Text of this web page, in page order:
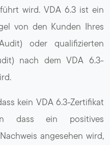
wird. VDA 6.3 ist ein
von den Kunden Ihres
oder qualifizierten
nach dem VDA 6.3-
kein VDA 6.3-Zertifikat
dass ein positives
angesehen wird,